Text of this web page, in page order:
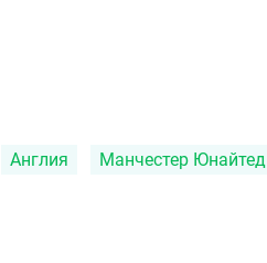
Англия Манчестер Юнайтед